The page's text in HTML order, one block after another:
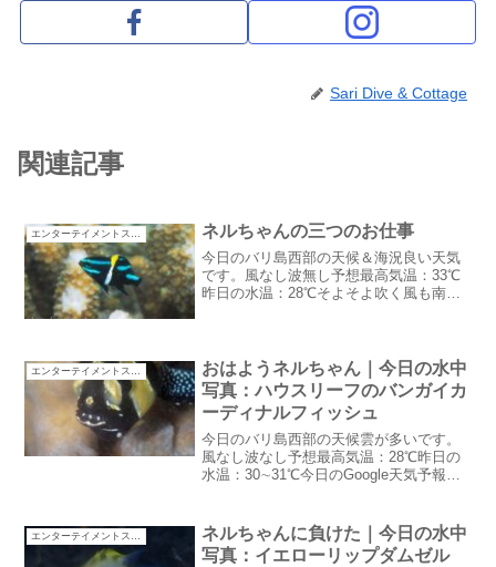
Sari Dive & Cottage
関連記事
エンターテイメントスタッフ ネルちゃんの三つのお仕事
今日のバリ島西部の天候＆海況良い天気
です。風なし波無し予想最高気温：33℃
昨日の水温：28℃そよそよ吹く風も南西
つのお仕事夕方も雨が...
おはようネルちゃん｜今日の水中
写真：ハウスリーフのバンガイカ
ーディナルフィッシュ
今日のバリ島西部の天候雲が多いです。
風なし波なし予想最高気温：28℃昨日の
水温：30∼31℃今日のGoogle天気予報は
日の朝一レストランに行くとニャ～オ
（おはよ～）と...
エンターテイメントスタッフ
ネルちゃんに負けた｜今日の水中
写真：イエローリップダムゼル